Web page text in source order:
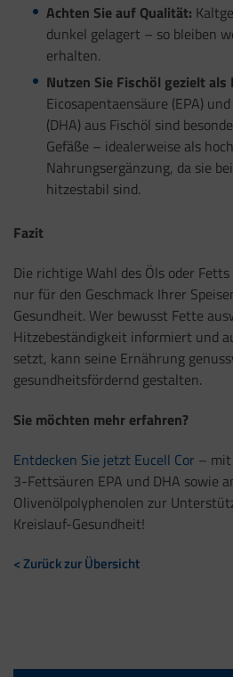
Achten Sie auf Qualität:
dunkel gelagert – so bleiben
erhalten.
Nutzen Sie Fischöl gezielt als
Eicosapentaensäure (EPA)
(DHA) aus Fischöl sind
Gefäße – idealerweise als
Nahrungsergänzung, da sie
hitzestabil sind.
Fazit
Die richtige Wahl des Öls oder
nur für den Geschmack Ihrer
Gesundheit. Wer bewusst Fette
Hitzebeständigkeit informiert und
setzt, kann seine Ernährung
gesundheitsfördernd gestalten.
Sie möchten mehr erfahren?
Entdecken Sie jetzt Eucell Cor –
3-Fettsäuren EPA und DHA sowie
Olivenölpolyphenolen zur
Kreislauf-Gesundheit!
< Zurück zur Übersicht